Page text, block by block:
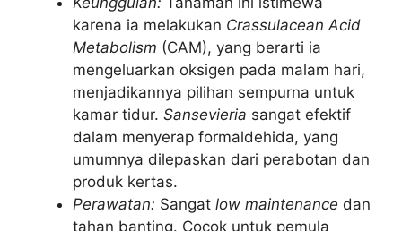
karena ia melakukan Crassulacean Acid
Metabolism (CAM), yang berarti ia
mengeluarkan oksigen pada malam hari,
menjadikannya pilihan sempurna untuk
kamar tidur. Sansevieria sangat efektif
dalam menyerap formaldehida, yang
umumnya dilepaskan dari perabotan dan
produk kertas.
Perawatan: Sangat low maintenance dan
tahan banting. Cocok untuk pemula